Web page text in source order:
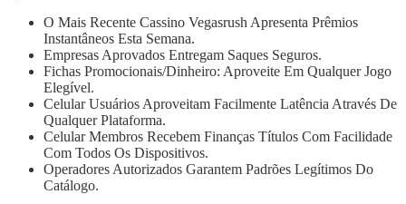
O Mais Recente Cassino Vegasrush Apresenta Prêmios
Instantâneos Esta Semana.
Empresas Aprovados Entregam Saques Seguros.
Fichas Promocionais/Dinheiro: Aproveite Em Qualquer Jogo
Elegível.
Celular Usuários Aproveitam Facilmente Latência Através De
Qualquer Plataforma.
Celular Membros Recebem Finanças Títulos Com Facilidade
Com Todos Os Dispositivos.
Operadores Autorizados Garantem Padrões Legítimos Do
Catálogo.